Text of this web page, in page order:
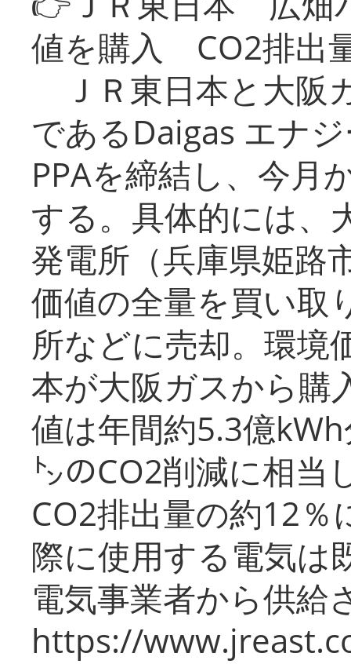
値を購入 CO2排出
ＪＲ東日本と大阪
であるDaigas エナ
PPAを締結し、今月
する。具体的には、
発電所（兵庫県姫路
価値の全量を買い取
所などに売却。環境
本が大阪ガスから購
値は年間約5.3億
㌧のCO2削減に相当
CO2排出量の約12％
際に使用する電気は
電気事業者から供給
https://